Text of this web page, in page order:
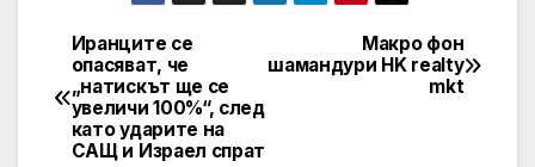
Post
navigation
Макро фон
шамандури HK realty
mkt
Иранците се
опасяват, че
„натискът ще се
увеличи 100%“, след
като ударите на
САЩ и Израел спрат